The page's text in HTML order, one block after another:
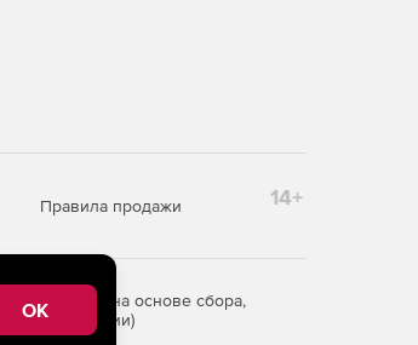
Правила продажи 14+
информации на основе сбора,
Федерации)
OK